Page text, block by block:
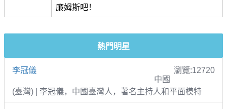
廉姆斯吧！
熱門明星
李冠儀
瀏覽:12720
中國
(臺灣) | 李冠儀，中國臺灣人，著名主持人和平面模特